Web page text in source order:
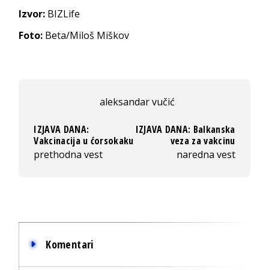
Izvor: BIZLife
Foto: Beta/Miloš Miškov
aleksandar vučić
IZJAVA DANA:
Vakcinacija u ćorsokaku
prethodna vest
IZJAVA DANA: Balkanska
veza za vakcinu
naredna vest
Komentari